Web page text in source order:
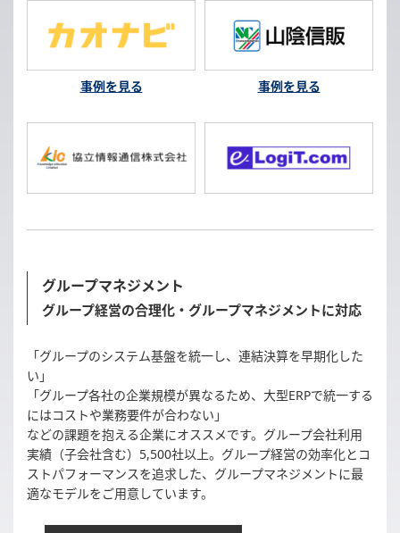
事例を見る 事例を見る
グループマネジメント
グループ経営の合理化・グループマネジメントに対応
「グループのシステム基盤を統一し、連結決算を早期化した
い」
「グループ各社の企業規模が異なるため、大型ERPで統一する
にはコストや業務要件が合わない」
などの課題を抱える企業にオススメです。グループ会社利用
実績（子会社含む）5,500社以上。グループ経営の効率化とコ
ストパフォーマンスを追求した、グループマネジメントに最
適なモデルをご用意しています。